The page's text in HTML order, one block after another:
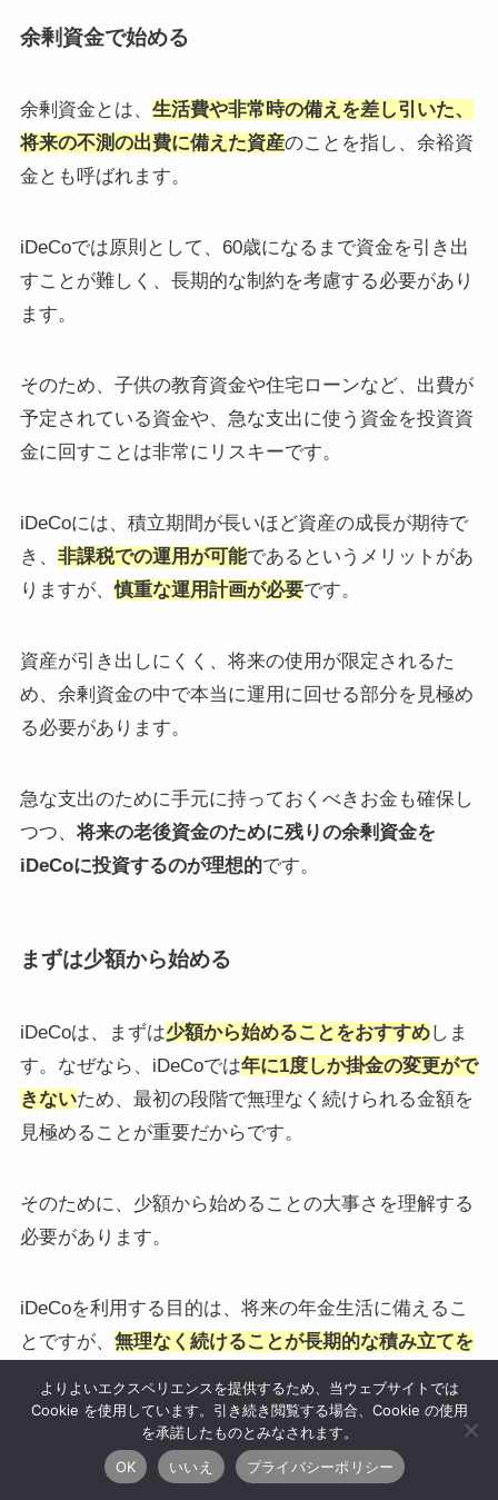
余剰資金で始める
余剰資金とは、 生活費や非常時の備えを差し引いた、
将来の不測の出費に備えた資産のことを指し、余裕資
金とも呼ばれます。
iDeCoでは原則として、60歳になるまで資金を引き出
すことが難しく、長期的な制約を考慮する必要があり
ます。
そのため、子供の教育資金や住宅ローンなど、出費が
予定されている資金や、急な支出に使う資金を投資資
金に回すことは非常にリスキーです。
iDeCoには、積立期間が長いほど資産の成長が期待で
き、 非課税での運用が可能であるというメリットがあ
りますが、慎重な運用計画が必要です。
資産が引き出しにくく、将来の使用が限定されるた
め、余剰資金の中で本当に運用に回せる部分を見極め
る必要があります。
急な支出のために手元に持っておくべきお金も確保し
つつ、将来の老後資金のために残りの余剰資金を
iDeCoに投資するのが理想的です。
まずは少額から始める
iDeCoは、まずは少額から始めることをおすすめしま
す。なぜなら、iDeCoでは年に1度しか掛金の変更がで
きないため、最初の段階で無理なく続けられる金額を
見極めることが重要だからです。
そのために、少額から始めることの大事さを理解する
必要があります。
iDeCoを利用する目的は、将来の年金生活に備えるこ
とですが、 無理なく続けることが長期的な積み立てを
例えば、毎月の生活費や急な出費などに差支えない範
囲で始め、徐々に増額していくことで、将来的な積立
よりよいエクスペリエンスを提供するため、当ウェブサイトでは
Cookie を使用しています。引き続き閲覧する場合、Cookie の使用
を承諾したものとみなされます。
OK
いいえ プライバシーポリシー